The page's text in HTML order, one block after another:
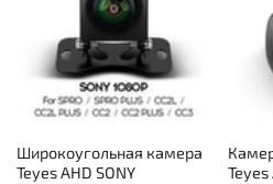
Широкоугольная камера
Teyes AHD SONY
Teyes